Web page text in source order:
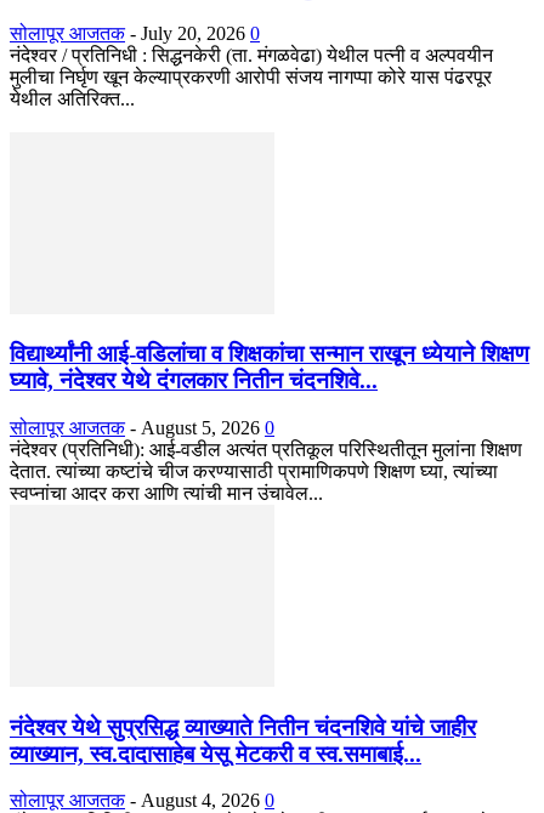
सोलापूर आजतक - July 20, 2026 0
नंदेश्वर / प्रतिनिधी : सिद्धनकेरी (ता. मंगळवेढा) येथील पत्नी व अल्पवयीन
मुलीचा निर्घृण खून केल्याप्रकरणी आरोपी संजय नागप्पा कोरे यास पंढरपूर
येथील अतिरिक्त...
विद्यार्थ्यांनी आई-वडिलांचा व शिक्षकांचा सन्मान राखून ध्येयाने शिक्षण
घ्यावे, नंदेश्वर येथे दंगलकार नितीन चंदनशिवे...
सोलापूर आजतक - August 5, 2026 0
नंदेश्वर (प्रतिनिधी): आई-वडील अत्यंत प्रतिकूल परिस्थितीतून मुलांना शिक्षण
देतात. त्यांच्या कष्टांचे चीज करण्यासाठी प्रामाणिकपणे शिक्षण घ्या, त्यांच्या
स्वप्नांचा आदर करा आणि त्यांची मान उंचावेल...
नंदेश्वर येथे सुप्रसिद्ध व्याख्याते नितीन चंदनशिवे यांचे जाहीर
व्याख्यान, स्व.दादासाहेब येसू मेटकरी व स्व.समाबाई...
सोलापूर आजतक - August 4, 2026 0